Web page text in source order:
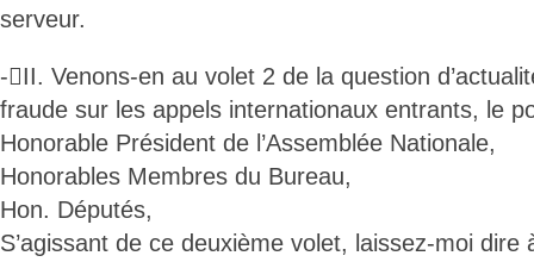
serveur.
-II. Venons-en au volet 2 de la question
fraude sur les appels internationaux entrants, le
Honorable Président de l’Assemblée Nationale,
Honorables Membres du Bureau,
Hon. Députés,
S’agissant de ce deuxième volet, laissez-moi dire